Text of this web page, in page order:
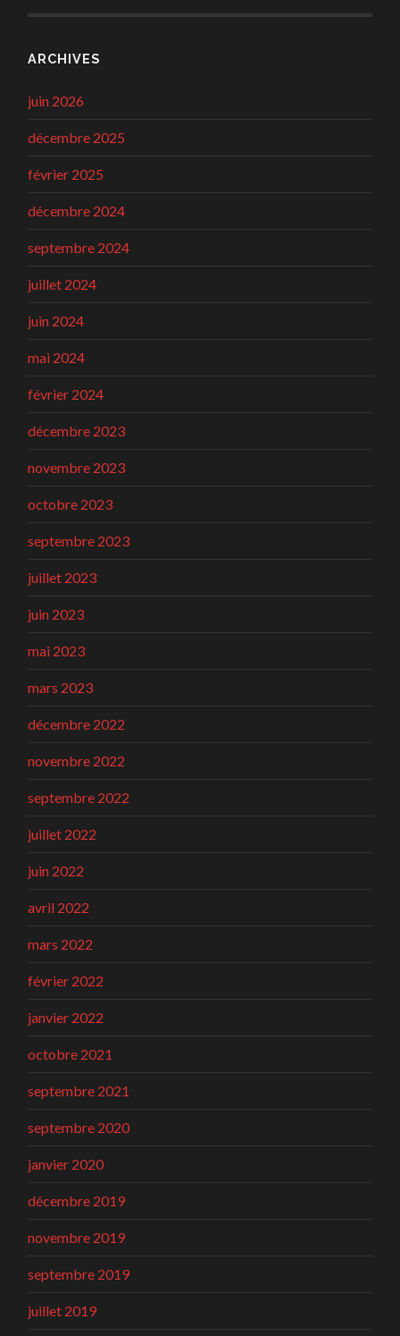
ARCHIVES
juin 2026
décembre 2025
février 2025
décembre 2024
septembre 2024
juillet 2024
juin 2024
mai 2024
février 2024
décembre 2023
novembre 2023
octobre 2023
septembre 2023
juillet 2023
juin 2023
mai 2023
mars 2023
décembre 2022
novembre 2022
septembre 2022
juillet 2022
juin 2022
avril 2022
mars 2022
février 2022
janvier 2022
octobre 2021
septembre 2021
septembre 2020
janvier 2020
décembre 2019
novembre 2019
septembre 2019
juillet 2019